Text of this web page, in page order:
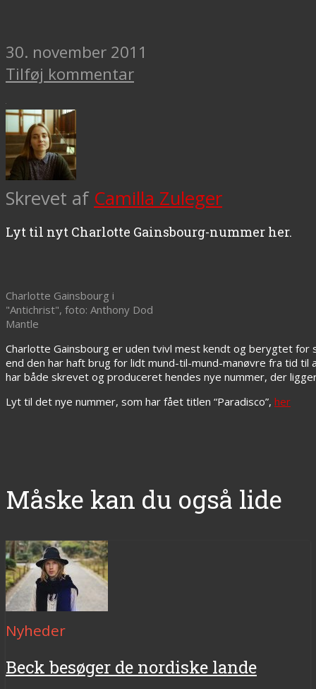
30. november 2011
Tilføj kommentar
Skrevet af Camilla Zuleger
Lyt til nyt Charlotte Gainsbourg-nummer her.
Charlotte Gainsbourg i
"Antichrist", foto: Anthony Dod
Mantle
Charlotte Gainsbourg er uden tvivl mest kendt og berygtet for
end den har haft brug for lidt mund-til-mund-manøvre fra tid til
har både skrevet og produceret hendes nye nummer, der
Lyt til det nye nummer, som har fået titlen “Paradisco”, her
Måske kan du også lide
Nyheder
Beck besøger de nordiske lande